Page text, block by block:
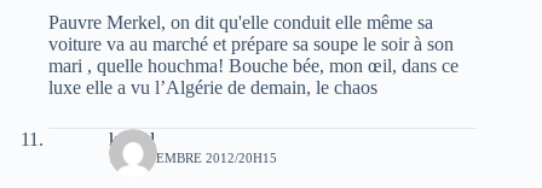
Pauvre Merkel, on dit qu'elle conduit elle même sa
voiture va au marché et prépare sa soupe le soir à son
mari , quelle houchma! Bouche bée, mon œil, dans ce
luxe elle a vu l’Algérie de demain, le chaos
kamel
13 NOVEMBRE 2012/20H15